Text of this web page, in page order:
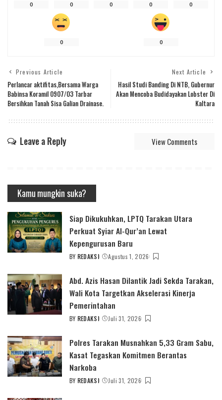
0 0 0 0 0
0 0
Previous Article
Perlancar aktifitas,Bersama Warga
Babinsa Koramil 0907/03 Tarbar
Bersihkan Tanah Sisa Galian Drainase.
Next Article
Hasil Studi Banding Di NTB, Gubernur
Akan Mencoba Budidayakan Lobster Di
Kaltara
Leave a Reply View Comments
Kamu mungkin suka?
Siap Dikukuhkan, LPTQ Tarakan Utara
Perkuat Syiar Al-Qur’an Lewat
Kepengurusan Baru
POSTED
BY REDAKSI Agustus 1, 2026
Abd. Azis Hasan Dilantik Jadi Sekda Tarakan,
Wali Kota Targetkan Akselerasi Kinerja
Pemerintahan
POSTED
BY REDAKSI Juli 31, 2026
Polres Tarakan Musnahkan 5,33 Gram Sabu,
Kasat Tegaskan Komitmen Berantas
Narkoba
POSTED
BY REDAKSI Juli 31, 2026